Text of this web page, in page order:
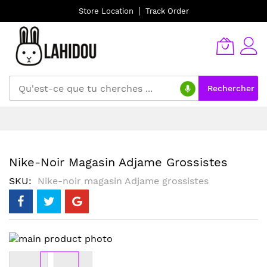
Store Location Track Order
Rechercher
Nike-Noir Magasin Adjame Grossistes
SKU Nike-noir magasin Adjame grossistes
Skip
to